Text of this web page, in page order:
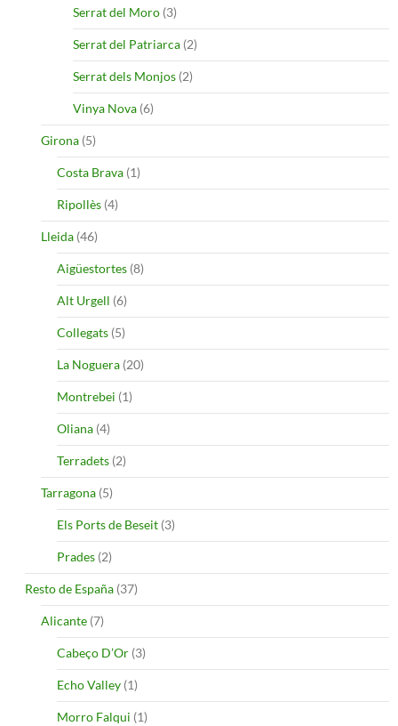
Serrat del Moro (3)
Serrat del Patriarca (2)
Serrat dels Monjos (2)
Vinya Nova (6)
Girona (5)
Costa Brava (1)
Ripollès (4)
Lleida (46)
Aigüestortes (8)
Alt Urgell (6)
Collegats (5)
La Noguera (20)
Montrebei (1)
Oliana (4)
Terradets (2)
Tarragona (5)
Els Ports de Beseit (3)
Prades (2)
Resto de España (37)
Alicante (7)
Cabeço D’Or (3)
Echo Valley (1)
Morro Falqui (1)